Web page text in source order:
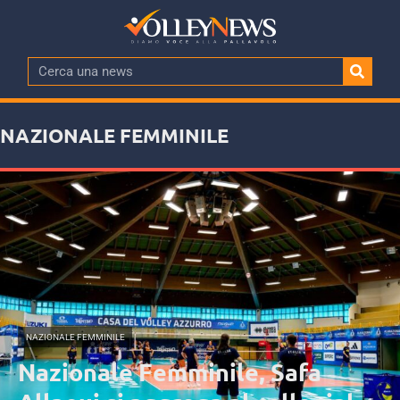
NAZIONALE FEMMINILE
NAZIONALE FEMMINILE
Nazionale Femminile, Safa